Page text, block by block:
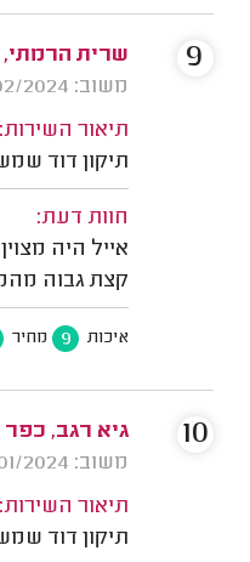
שרית הרמתי,
משוב: 26/02/2024
תיאור השירות:
תיקון דוד
חוות דעת:
אייל היה
קצת גבוה
איכות 9 מחיר
9
גיא רגב, כפר
משוב: 28/01/2024
תיאור השירות:
תיקון דוד
10